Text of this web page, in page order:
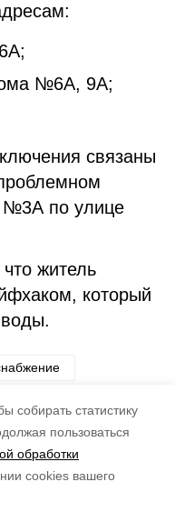
собирать статистику
пользоваться
обработки
cookies вашего
наш Telegram
Самая актуальная
№6А, 9А;
связаны
№3А по улице
житель
который